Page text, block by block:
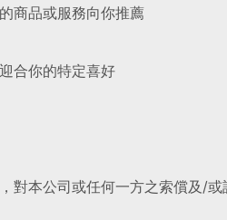
商品或服務向你推薦
合你的特定喜好
對本公司或任何一方之索償及/